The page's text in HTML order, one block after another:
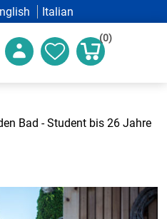
Italian
(0)
Bad - Student bis 26 Jahre